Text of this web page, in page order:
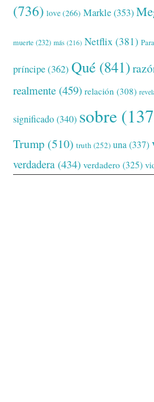
(736) love(266) Markle(353)
muerte (232) más (216) Netflix (381) Para
príncipe(362) Qué (841)
realmente (459) relación (308)
significado(340) sobre
Trump (510) truth (252) una (337)
verdadera (434) verdadero (325)